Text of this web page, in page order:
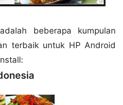
beberapa kumpulan
terbaik untuk HP Android